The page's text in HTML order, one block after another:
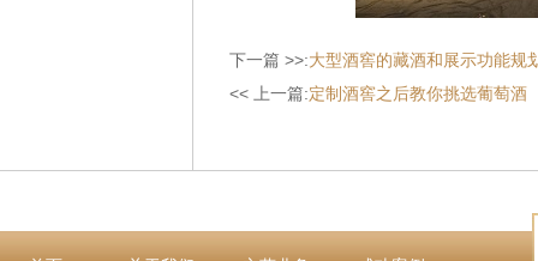
下一篇 >>:大型酒窖的藏酒和展示功能规
<< 上一篇:定制酒窖之后教你挑选葡萄酒